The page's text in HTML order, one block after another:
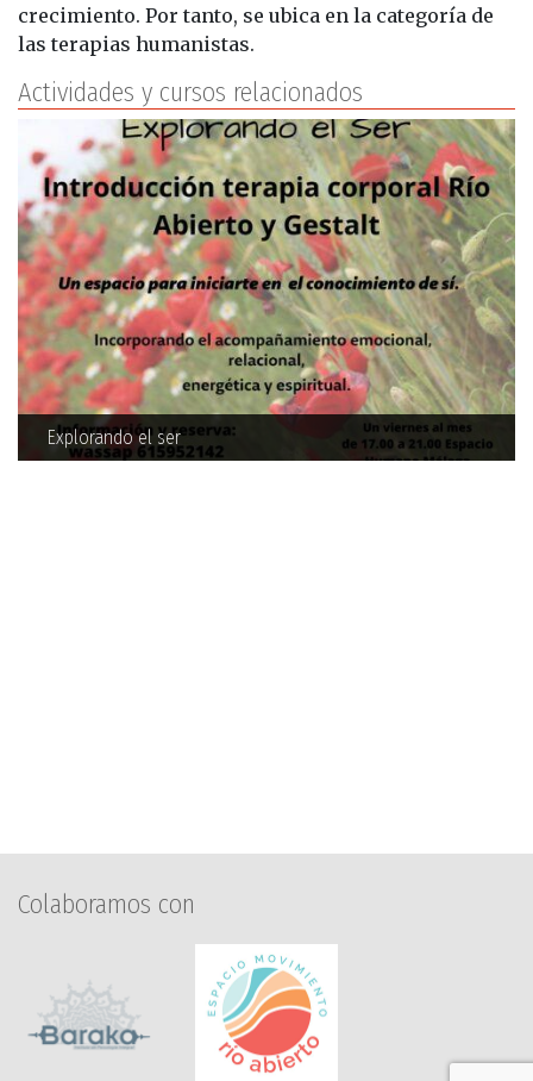
crecimiento. Por tanto, se ubica en la categoría de
las terapias humanistas.
Actividades y cursos relacionados
Explorando el ser
Colaboramos con